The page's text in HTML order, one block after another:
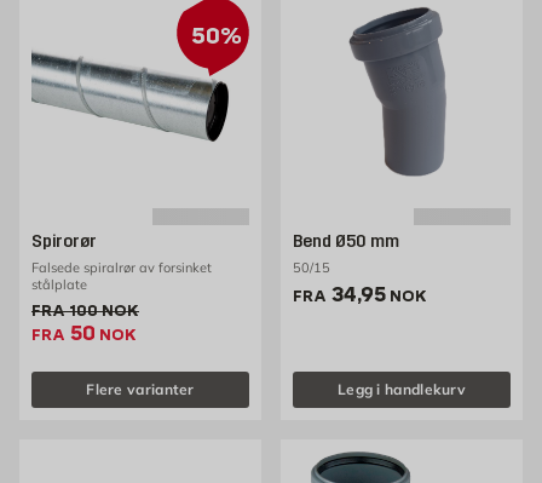
50%
Spirorør
Falsede spiralrør av forsinket
stålplate
FRAGammel pris 100 NOK /stk
100NOK
FRA Ekstrapris 50 NOK /stk
50 NOK
Flere varianter
Bend Ø50 mm
50/15
FRA Pris 34.95 NOK /stk
34,95 NOK
Legg i handlekurv